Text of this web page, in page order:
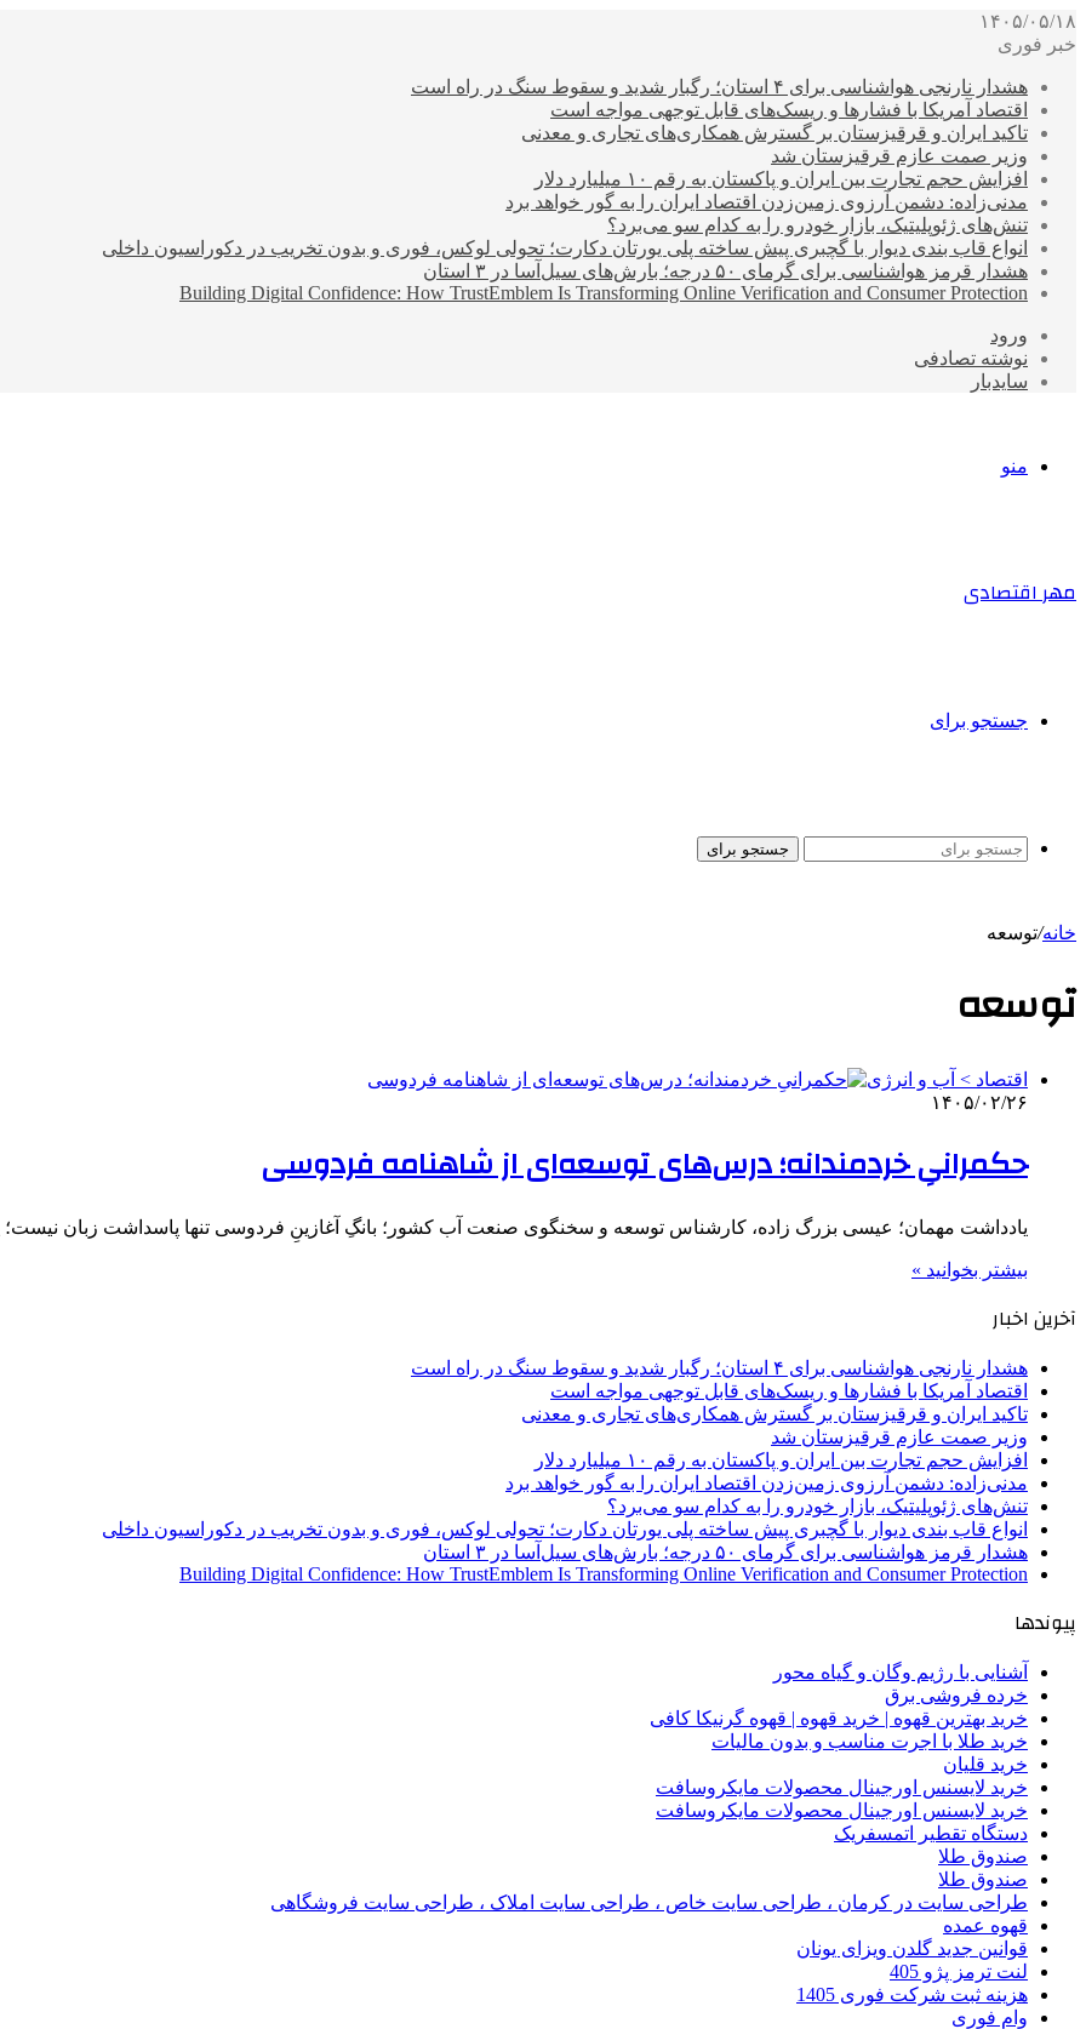
۱۴۰۵/۰۵/۱۸
خبر فوری
هشدار نارنجی هواشناسی برای ۴ استان؛ رگبار شدید و سقوط سنگ در راه است
اقتصاد آمریکا با فشارها و ریسک‌های قابل توجهی مواجه است
تاکید ایران و قرقیزستان بر گسترش همکاری‌های تجاری و معدنی
وزیر صمت عازم قرقیزستان شد
افزایش حجم تجارت بین ایران و پاکستان به رقم ۱۰ میلیارد دلار
مدنی‌زاده: دشمن آرزوی زمین‌زدن اقتصاد ایران را به گور خواهد برد
تنش‌های ژئوپلیتیک، بازار خودرو را به کدام سو می‌برد؟
انواع قاب بندی دیوار با گچبری پیش ساخته پلی یورتان دکارت؛ تحولی لوکس، فوری و بدون تخریب در دکوراسیون داخلی
هشدار قرمز هواشناسی برای گرمای ۵۰ درجه؛ بارش‌های سیل‌آسا در ۳ استان
Building Digital Confidence: How TrustEmblem Is Transforming Online Verification and Consumer Protection
ورود
نوشته تصادفی
سایدبار
منو
مهر اقتصادی
جستجو برای
جستجو برای
خانه/توسعه
توسعه
اقتصاد > آب و انرژی
۱۴۰۵/۰۲/۲۶
حکمرانیِ خردمندانه؛ درس‌های توسعه‌ای از شاهنامه فردوسی
یادداشت مهمان؛ عیسی بزرگ زاده، کارشناس توسعه و سخنگوی صنعت آب کشور؛ بانگِ آغازینِ فردوسی تنها پاسداشت زبان نیست؛
بیشتر بخوانید »
آخرین اخبار
هشدار نارنجی هواشناسی برای ۴ استان؛ رگبار شدید و سقوط سنگ در راه است
اقتصاد آمریکا با فشارها و ریسک‌های قابل توجهی مواجه است
تاکید ایران و قرقیزستان بر گسترش همکاری‌های تجاری و معدنی
وزیر صمت عازم قرقیزستان شد
افزایش حجم تجارت بین ایران و پاکستان به رقم ۱۰ میلیارد دلار
مدنی‌زاده: دشمن آرزوی زمین‌زدن اقتصاد ایران را به گور خواهد برد
تنش‌های ژئوپلیتیک، بازار خودرو را به کدام سو می‌برد؟
انواع قاب بندی دیوار با گچبری پیش ساخته پلی یورتان دکارت؛ تحولی لوکس، فوری و بدون تخریب در دکوراسیون داخلی
هشدار قرمز هواشناسی برای گرمای ۵۰ درجه؛ بارش‌های سیل‌آسا در ۳ استان
Building Digital Confidence: How TrustEmblem Is Transforming Online Verification and Consumer Protection
پیوندها
آشنایی با رژیم وگان و گیاه محور
خرده فروشی برق
خرید بهترین قهوه | خرید قهوه | قهوه گرنیکا کافی
خرید طلا با اجرت مناسب و بدون مالیات
خرید قلیان
خرید لایسنس اورجینال محصولات مایکروسافت
خرید لایسنس اورجینال محصولات مایکروسافت
دستگاه تقطیر اتمسفریک
صندوق طلا
صندوق طلا
طراحی سایت در کرمان ، طراحی سایت خاص ، طراحی سایت املاک ، طراحی سایت فروشگاهی
قهوه عمده
قوانین جدید گلدن ویزای یونان
لنت ترمز پژو 405
هزینه ثبت شرکت فوری 1405
وام فوری